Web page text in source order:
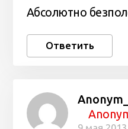
Абсолютно
Ответить